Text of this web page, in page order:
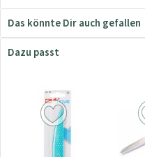
Das könnte Dir auch gefallen
Dazu passt